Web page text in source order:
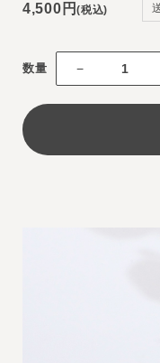
せん。予めご了承くだ
4,500円(税込)
数量 −